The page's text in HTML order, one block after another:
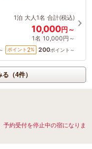
1泊 大人1名 合計(税込)
10,000円～
1名 10,000円～
ポイント 2% 200ポイント～
（4件）
約受付を停止中の宿になりま